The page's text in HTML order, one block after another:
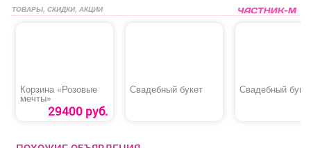
ТОВАРЫ, СКИДКИ, АКЦИИ
Корзина «Розовые
мечты»
29400 руб.
Свадебный букет Свадебный